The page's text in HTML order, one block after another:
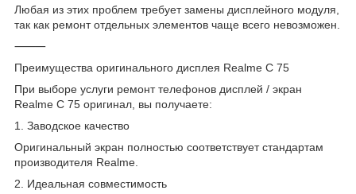
Любая из этих проблем требует замены дисплейного модуля,
так как ремонт отдельных элементов чаще всего невозможен.
⸻
Преимущества оригинального дисплея Realme C 75
При выборе услуги ремонт телефонов дисплей / экран
Realme C 75 оригинал, вы получаете:
1. Заводское качество
Оригинальный экран полностью соответствует стандартам
производителя Realme.
2. Идеальная совместимость